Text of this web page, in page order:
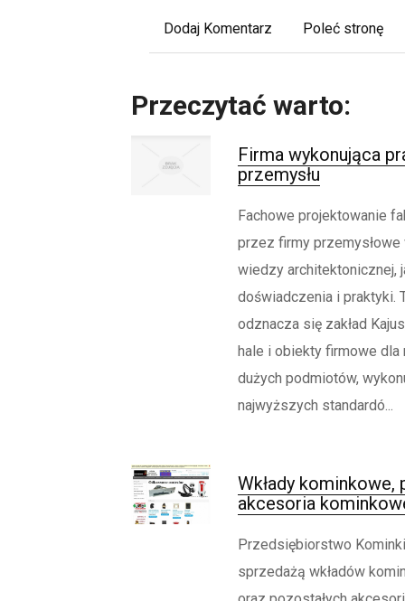
Dodaj Komentarz Poleć stronę
Przeczytać warto:
Firma wykonująca
przemysłu
Fachowe projektowanie
przez firmy przemysłowe
wiedzy architektonicznej,
doświadczenia i praktyki.
odznacza się zakład
hale i obiekty firmowe dla
dużych podmiotów,
najwyższych standardó...
Wkłady kominkowe,
akcesoria
Przedsiębiorstwo
sprzedażą wkładów